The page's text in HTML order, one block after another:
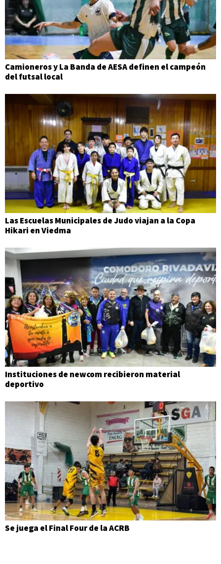
Camioneros y La Banda de AESA definen el campeón
del futsal local
Las Escuelas Municipales de Judo viajan a la Copa
Hikari en Viedma
Instituciones de newcom recibieron material
deportivo
Se juega el Final Four de la ACRB